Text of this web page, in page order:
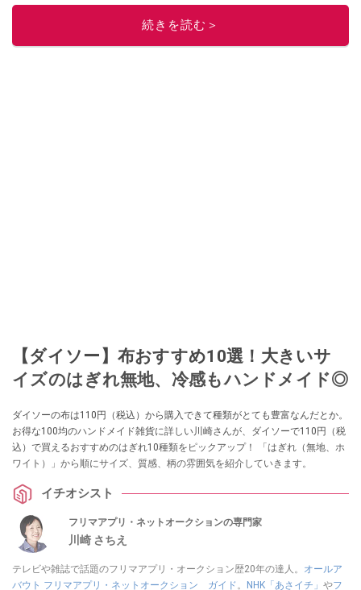
このイチオシストの他の記事を読む
続きを読む＞
【ダイソー】布おすすめ10選！大きいサ
イズのはぎれ無地、冷感もハンドメイド◎
ダイソーの布は110円（税込）から購入できて種類がとても豊富なんだとか。
お得な100均のハンドメイド雑貨に詳しい川崎さんが、ダイソーで110円（税
込）で買えるおすすめのはぎれ10種類をピックアップ！ 「はぎれ（無地、ホ
ワイト）」から順にサイズ、質感、柄の雰囲気を紹介していきます。
イチオシスト
フリマアプリ・ネットオークションの専門家
川崎 さちえ
テレビや雑誌で話題のフリマアプリ・オークション歴20年の達人。 オールア
バウト フリマアプリ・ネットオークション ガイド 。 NHK「あさイチ」 やフ